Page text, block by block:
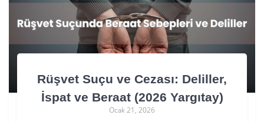
Rüşvet Suçu ve Cezası: Deliller,
İspat ve Beraat (2026 Yargıtay)
Ocak 21, 2026